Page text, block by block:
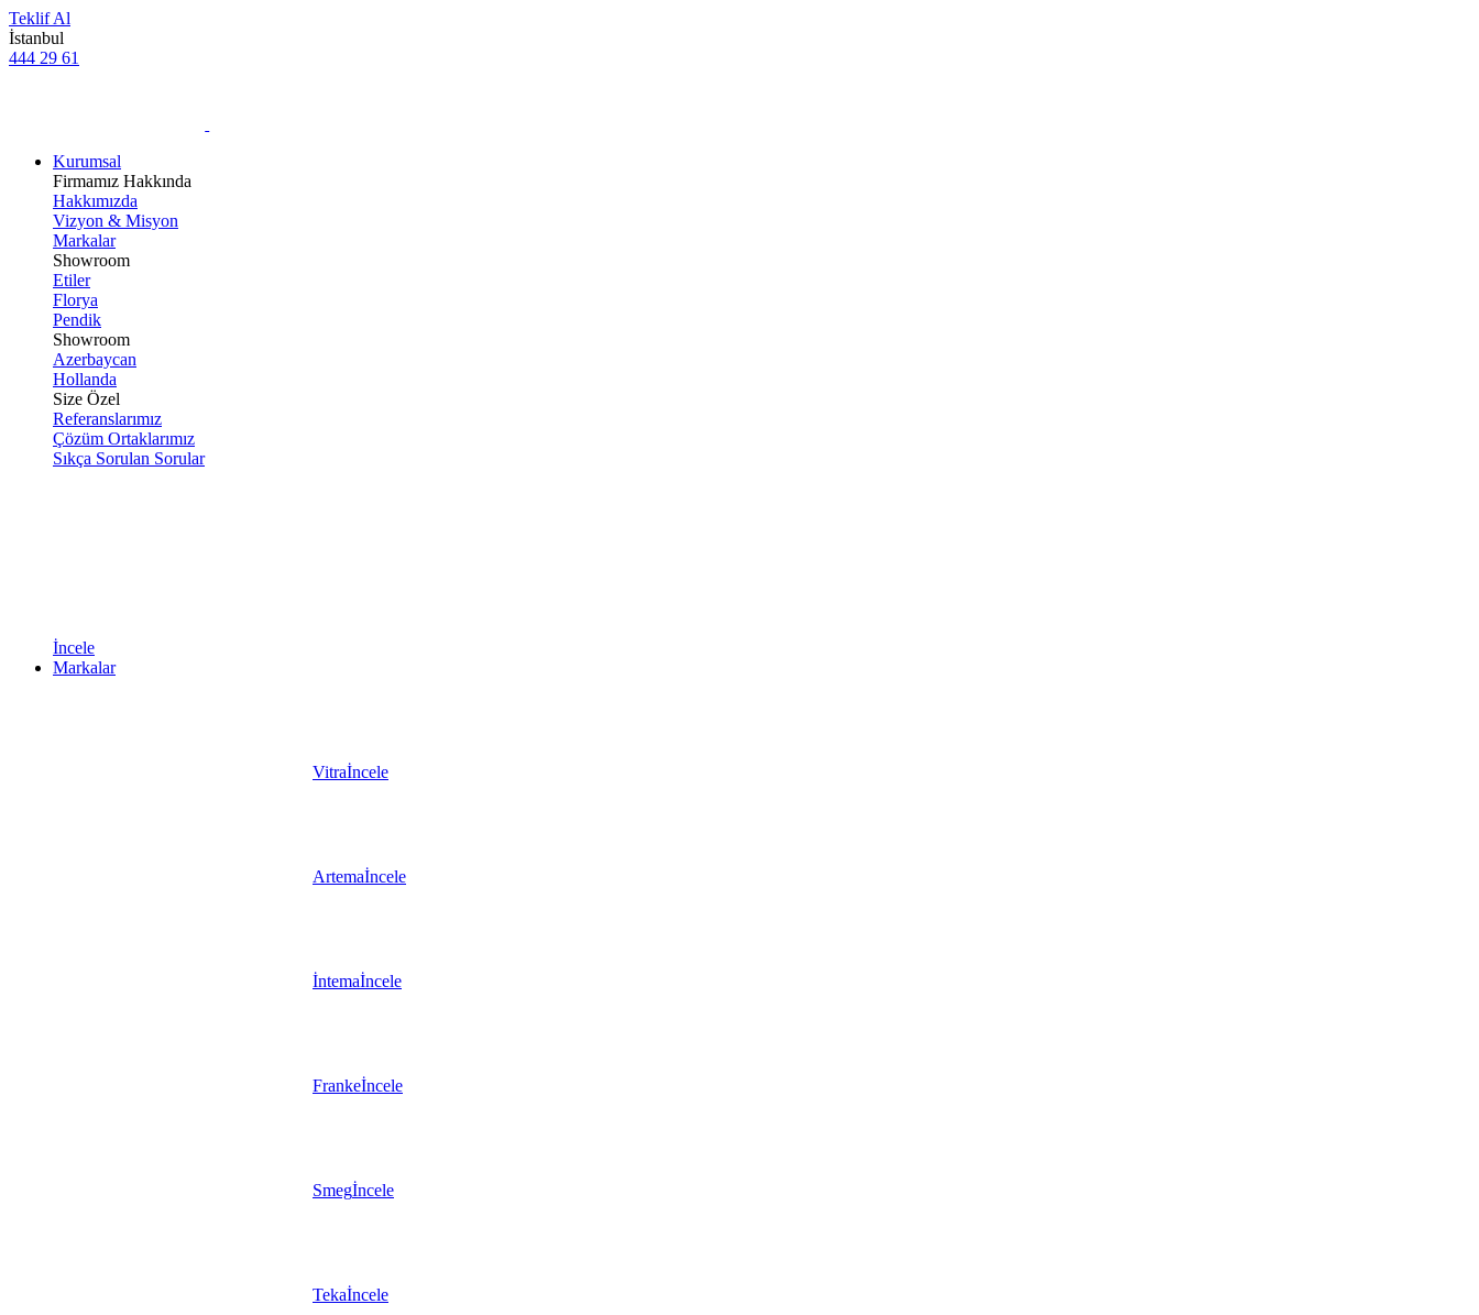
Teklif Al
İstanbul
444 29 61
Kurumsal
Firmamız Hakkında
Hakkımızda
Vizyon & Misyon
Markalar
Showroom
Etiler
Florya
Pendik
Showroom
Azerbaycan
Hollanda
Size Özel
Referanslarımız
Çözüm Ortaklarımız
Sıkça Sorulan Sorular
İncele
Markalar
Vitraİncele
Artemaİncele
İntemaİncele
Frankeİncele
Smegİncele
Tekaİncele